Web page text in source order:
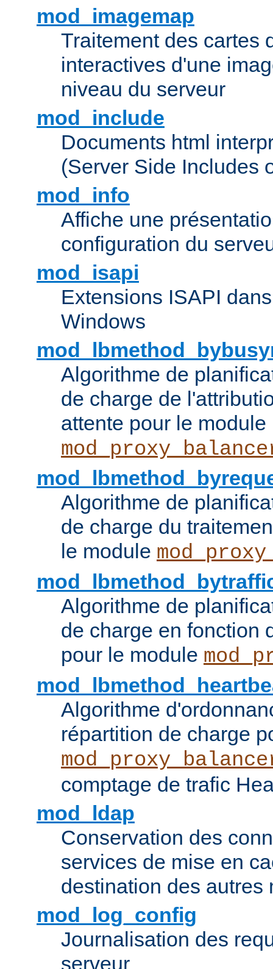
mod_imagemap
Traitement des cartes
interactives d'une
niveau du serveur
mod_include
Documents html
(Server Side Includes
mod_info
Affiche une
configuration du
mod_isapi
Extensions ISAPI
Windows
Algorithme de
de charge de
attente pour le module
Algorithme de
de charge du
le module
Algorithme de
de charge en fonction
pour le module
Algorithme
répartition de charge
comptage de trafic
mod_ldap
Conservation des
services de mise en
destination des autres
mod_log_config
Journalisation des
serveur